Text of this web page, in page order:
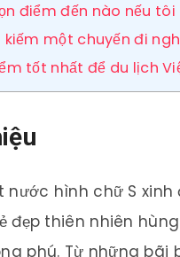
điểm đến nào nếu
kiếm một chuyến đi
tốt nhất để du lịch
nước hình chữ S
đẹp thiên nhiên
phú. Từ những bãi